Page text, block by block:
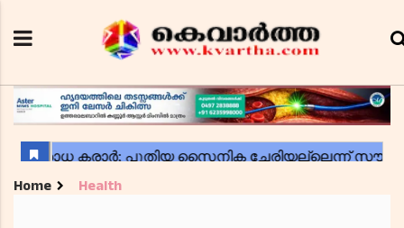
Home Health